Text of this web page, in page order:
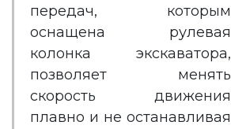
передач, которым
оснащена рулевая
колонка экскаватора,
позволяет менять
скорость движения
плавно и не останавливая